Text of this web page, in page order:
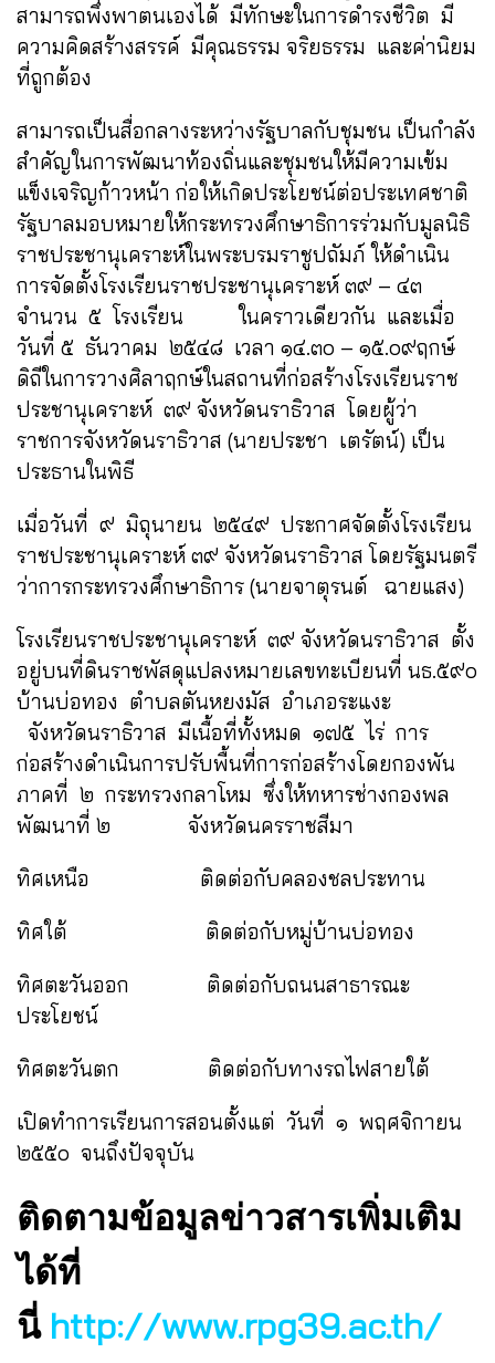
สามารถพึ่งพาตนเองได้ มีทักษะในการดำรงชีวิต มี
ความคิดสร้างสรรค์ มีคุณธรรม จริยธรรม และค่านิยม
ที่ถูกต้อง
สามารถเป็นสื่อกลางระหว่างรัฐบาลกับชุมชน เป็นกำลัง
สำคัญในการพัฒนาท้องถิ่นและชุมชนให้มีความเข้ม
แข็งเจริญก้าวหน้า ก่อให้เกิดประโยชน์ต่อประเทศชาติ
รัฐบาลมอบหมายให้กระทรวงศึกษาธิการร่วมกับมูลนิธิ
ราชประชานุเคราะห์ในพระบรมราชูปถัมภ์ ให้ดำเนิน
การจัดตั้งโรงเรียนราชประชานุเคราะห์ ๓๙ – ๔๓
จำนวน ๕ โรงเรียน ในคราวเดียวกัน และเมื่อ
วันที่ ๕ ธันวาคม ๒๕๔๘ เวลา ๑๔.๓๐ – ๑๕.๐๙ฤกษ์
ดิถีในการวางศิลาฤกษ์ในสถานที่ก่อสร้างโรงเรียนราช
ประชานุเคราะห์ ๓๙ จังหวัดนราธิวาส โดยผู้ว่า
ราชการจังหวัดนราธิวาส (นายประชา เตรัตน์) เป็น
ประธานในพิธี
เมื่อวันที่ ๙ มิถุนายน ๒๕๔๙ ประกาศจัดตั้งโรงเรียน
ราชประชานุเคราะห์ ๓๙ จังหวัดนราธิวาส โดยรัฐมนตรี
ว่าการกระทรวงศึกษาธิการ (นายจาตุรนต์ ฉายแสง)
โรงเรียนราชประชานุเคราะห์ ๓๙ จังหวัดนราธิวาส ตั้ง
อยู่บนที่ดินราชพัสดุแปลงหมายเลขทะเบียนที่ นธ.๕๙๐
บ้านบ่อทอง ตำบลตันหยงมัส อำเภอระแงะ
จังหวัดนราธิวาส มีเนื้อที่ทั้งหมด ๑๗๕ ไร่ การ
ก่อสร้างดำเนินการปรับพื้นที่การก่อสร้างโดยกองพัน
ภาคที่ ๒ กระทรวงกลาโหม ซึ่งให้ทหารช่างกองพล
พัฒนาที่ ๒ จังหวัดนครราชสีมา
ทิศเหนือ ติดต่อกับคลองชลประทาน
ทิศใต้ ติดต่อกับหมู่บ้านบ่อทอง
ทิศตะวันออก ติดต่อกับถนนสาธารณะ
ประโยชน์
ทิศตะวันตก ติดต่อกับทางรถไฟสายใต้
เปิดทำการเรียนการสอนตั้งแต่ วันที่ ๑ พฤศจิกายน
๒๕๕๐ จนถึงปัจจุบัน
ติดตามข้อมูลข่าวสารเพิ่มเติม
ได้ที่
นี่ http://www.rpg39.ac.th/